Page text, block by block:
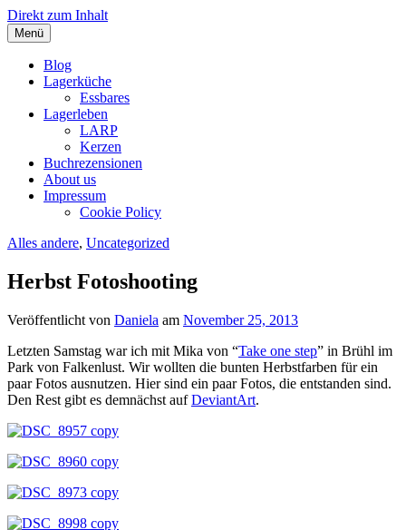
Direkt zum Inhalt
DragonDanielas Hobbyblog
Blog über LARP, Lagerküche und Lagerleben.
Menü
Blog
Lagerküche
Essbares
Lagerleben
LARP
Kerzen
Buchrezensionen
About us
Impressum
Cookie Policy
Alles andere, Uncategorized
Herbst Fotoshooting
Veröffentlicht von Daniela am November 25, 2013
Letzten Samstag war ich mit Mika von “Take one step” in Brühl im
Park von Falkenlust. Wir wollten die bunten Herbstfarben für ein
paar Fotos ausnutzen. Hier sind ein paar Fotos, die entstanden sind.
Den Rest gibt es demnächst aufDeviantArt.